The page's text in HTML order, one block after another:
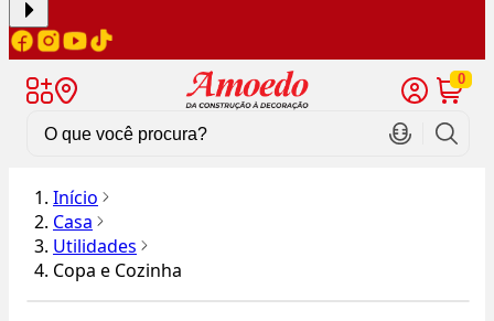
0
Início
Casa
Utilidades
Copa e Cozinha